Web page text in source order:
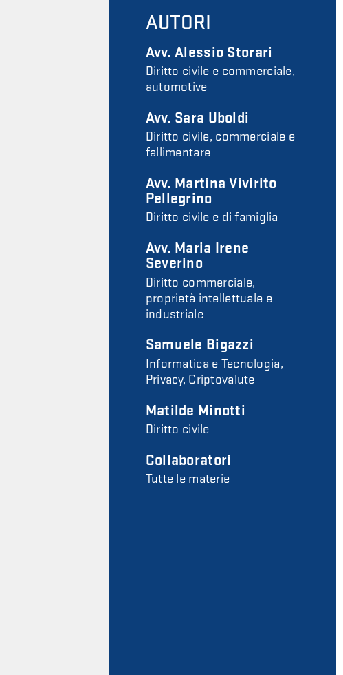
AUTORI
Avv. Alessio Storari
Diritto civile e commerciale,
automotive
Avv. Sara Uboldi
Diritto civile, commerciale e
fallimentare
Avv. Martina Vivirito
Pellegrino
Diritto civile e di famiglia
Avv. Maria Irene
Severino
Diritto commerciale,
proprietà intellettuale e
industriale
Samuele Bigazzi
Informatica e Tecnologia,
Privacy, Criptovalute
Matilde Minotti
Diritto civile
Collaboratori
Tutte le materie